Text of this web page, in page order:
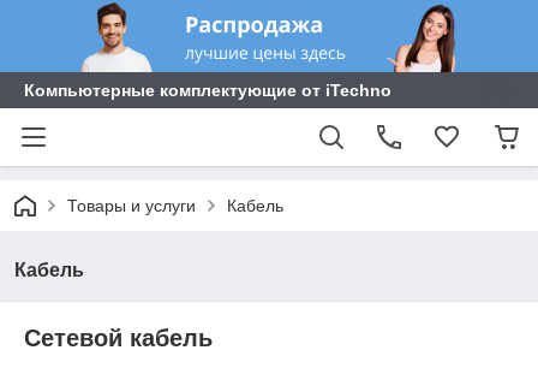
Компьютерные комплектующие от iTechno
Товары и услуги Кабель
Кабель
Сетевой кабель